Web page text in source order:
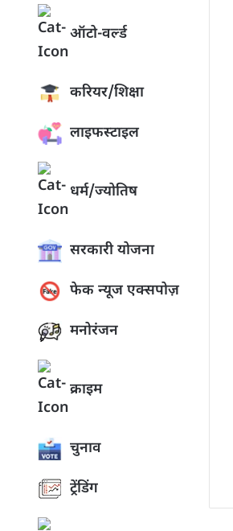
ऑटो-वर्ल्ड
करियर/शिक्षा
लाइफस्टाइल
धर्म/ज्योतिष
सरकारी योजना
फेक न्यूज एक्सपोज़
मनोरंजन
क्राइम
चुनाव
ट्रेंडिंग